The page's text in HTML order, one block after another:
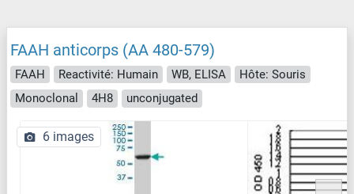
FAAH anticorps (AA 480-579)
FAAH Reactivité: Humain WB, ELISA
Hôte: Souris
Monoclonal
4H8 unconjugated
6 images